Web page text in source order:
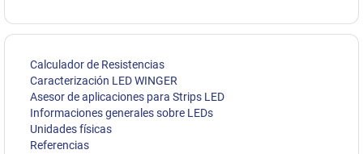
Calculador de Resistencias
Caracterización LED WINGER
Asesor de aplicaciones para Strips LED
Informaciones generales sobre LEDs
Unidades físicas
Referencias